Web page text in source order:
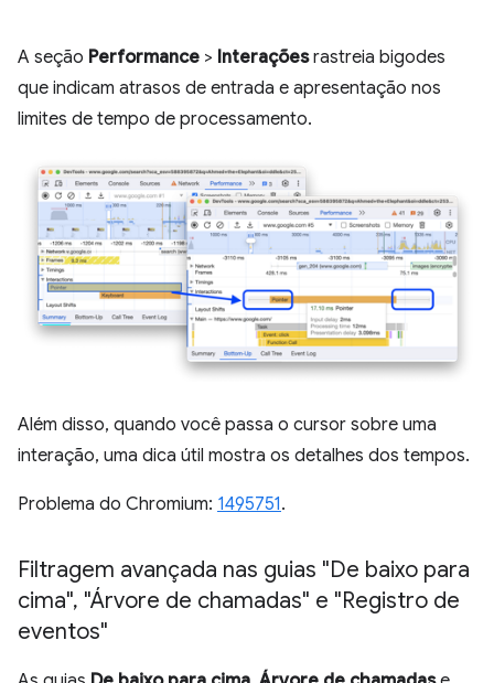
A seção Performance > Interaçõesrastreia bigodes
que indicam atrasos de entrada e apresentação nos
limites de tempo de processamento.
Além disso, quando você passa o cursor sobre uma
interação, uma dica útil mostra os detalhes dos tempos.
Problema do Chromium: 1495751.
Filtragem avançada nas guias "De baixo para
cima", "Árvore de chamadas" e "Registro de
eventos"